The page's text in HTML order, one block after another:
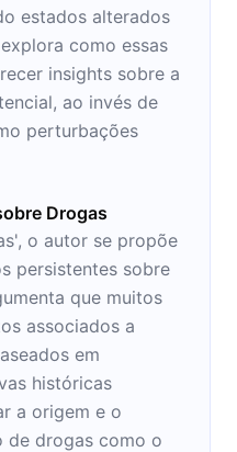
estados alterados
como essas
insights sobre a
ao invés de
perturbações
Drogas
o autor se propõe
persistentes sobre
que muitos
associados a
em
históricas
a origem e o
de drogas como o